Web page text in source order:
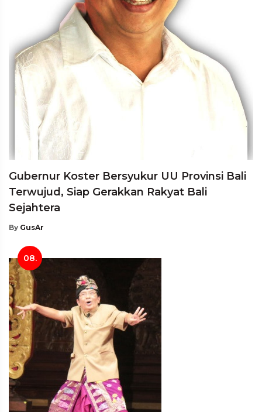
Gubernur Koster Bersyukur UU Provinsi Bali
Terwujud, Siap Gerakkan Rakyat Bali
Sejahtera
By GusAr
08.